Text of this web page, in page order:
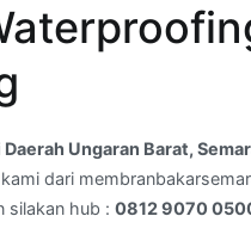
Ungaran Barat,
dari
silakan hub : 0812 9070